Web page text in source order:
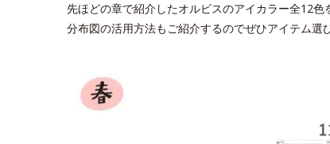
先ほどの章で紹介したオルビスのアイカラー全12色
分布図の活用方法もご紹介するのでぜひアイテム選